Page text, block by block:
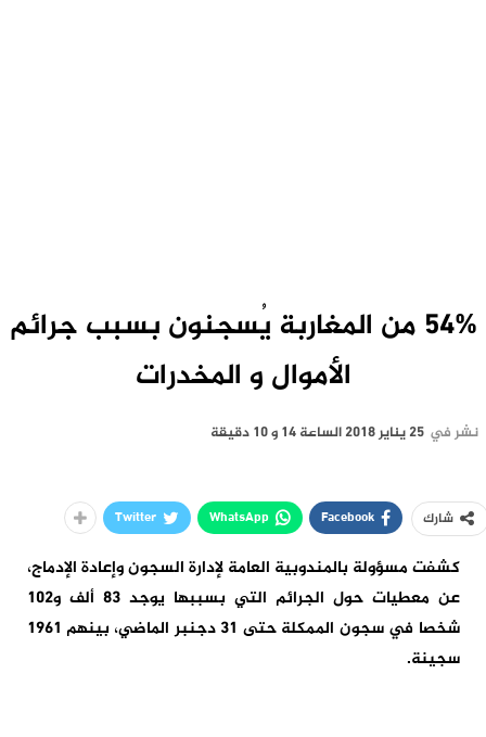
54% من المغاربة يُسجنون بسبب جرائم
الأموال و المخدرات
نشر في 25 يناير 2018 الساعة 14 و 10 دقيقة
شارك Facebook
WhatsApp
Twitter
كشفت مسؤولة بالمندوبية العامة لإدارة السجون وإعادة الإدماج،
عن معطيات حول الجرائم التي بسببها يوجد 83 ألف و102
شخصا في سجون الممكلة حتى 31 دجنبر الماضي، بينهم 1961
سجينة.